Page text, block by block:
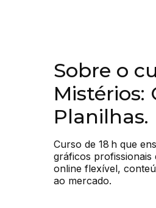
Sobre o
Mistérios:
Planilhas.
Curso de 18 h que
gráficos profissionais
online flexível,
ao mercado.